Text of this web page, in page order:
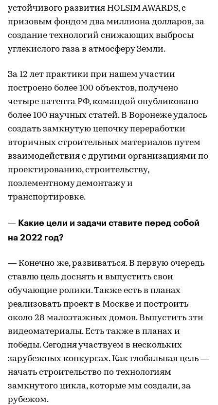
устойчивого развития HOLSIM AWARDS, с
призовым фондом два миллиона долларов, за
создание технологий снижающих выбросы
углекислого газа в атмосферу Земли.
За 12 лет практики при нашем участии
построено более 100 объектов, получено
четыре патента РФ, командой опубликовано
более 100 научных статей. В Воронеже удалось
создать замкнутую цепочку переработки
вторичных строительных материалов путем
взаимодействия с другими организациями по
проектированию, строительству,
поэлементному демонтажу и
транспортировке.
— Какие цели и задачи ставите перед собой
на 2022 год?
— Конечно же, развиваться. В первую очередь
ставлю цель доснять и выпустить свои
обучающие ролики. Также есть в планах
реализовать проект в Москве и построить
около 28 малоэтажных домов. Выпустить эти
видеоматериалы. Есть также в планах и
победы. Сегодня участвуем в нескольких
зарубежных конкурсах. Как глобальная цель —
начать строительство по технологиям
замкнутого цикла, которые мы создали, за
рубежом.